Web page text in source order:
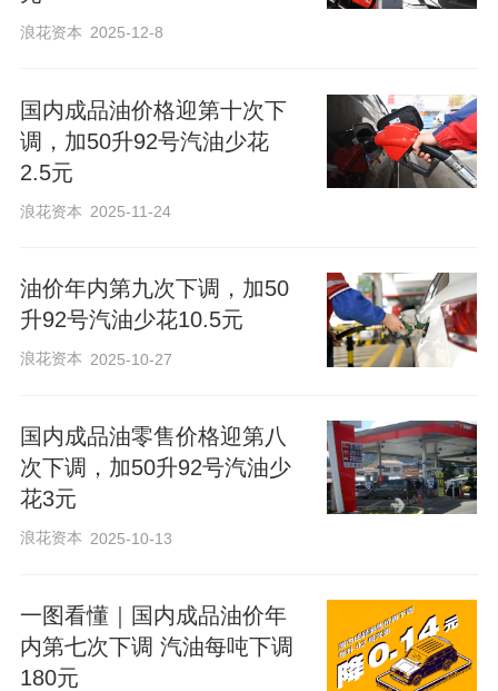
董怡楠
记者主页
浪花资本 2025-12-8
国内成品油价格迎第十次下
调，加50升92号汽油少花
2.5元
浪花资本 2025-11-24
油价年内第九次下调，加50
升92号汽油少花10.5元
浪花资本 2025-10-27
国内成品油零售价格迎第八
次下调，加50升92号汽油少
花3元
浪花资本 2025-10-13
一图看懂｜国内成品油价年
内第七次下调 汽油每吨下调
180元